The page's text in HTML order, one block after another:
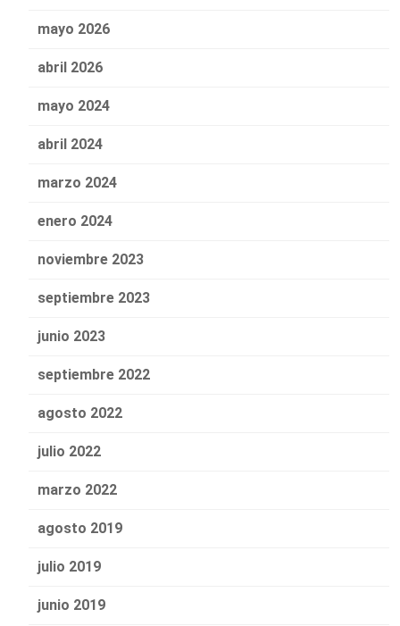
mayo 2026
abril 2026
mayo 2024
abril 2024
marzo 2024
enero 2024
noviembre 2023
septiembre 2023
junio 2023
septiembre 2022
agosto 2022
julio 2022
marzo 2022
agosto 2019
julio 2019
junio 2019